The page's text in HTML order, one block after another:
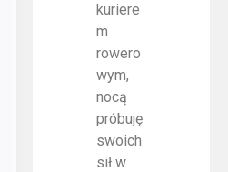
kuriere
m
rowero
wym,
nocą
próbuję
swoich
sił w